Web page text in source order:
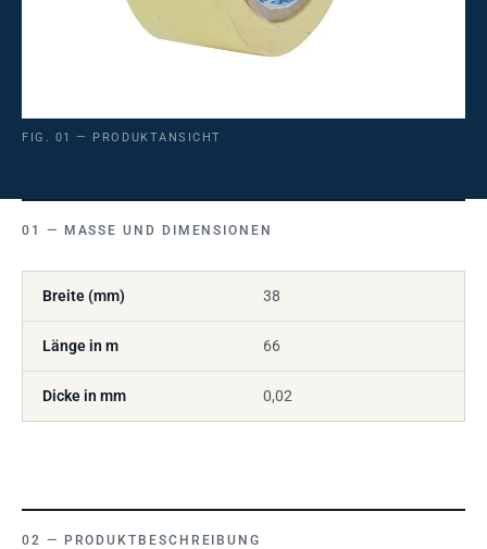
FIG. 01 — PRODUKTANSICHT
MASSE UND DIMENSIONEN
Breite (mm) 38
Länge in m 66
Dicke in mm 0,02
PRODUKTBESCHREIBUNG